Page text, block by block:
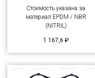
Стоимость указана за
материал EPDM / NBR
(NITRIL)
1 167,6 ₽